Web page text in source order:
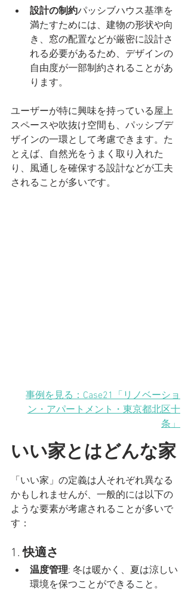
設計の制約パッシブハウス基準を
満たすためには、建物の形状や向
き、窓の配置などが厳密に設計さ
れる必要があるため、デザインの
自由度が一部制約されることがあ
ります。
ユーザーが特に興味を持っている屋上
スペースや吹抜け空間も、パッシブデ
ザインの一環として考慮できます。た
とえば、自然光をうまく取り入れた
り、風通しを確保する設計などが工夫
されることが多いです。
事例を見る：Case21「リノベーショ
ン・アパートメント ・東京都北区十
条 」
いい家とはどんな家
「いい家」の定義は人それぞれ異なる
かもしれませんが、一般的には以下の
ような要素が考慮されることが多いで
す：
1. 快適さ
温度管理: 冬は暖かく、夏は涼しい
環境を保つことができること。